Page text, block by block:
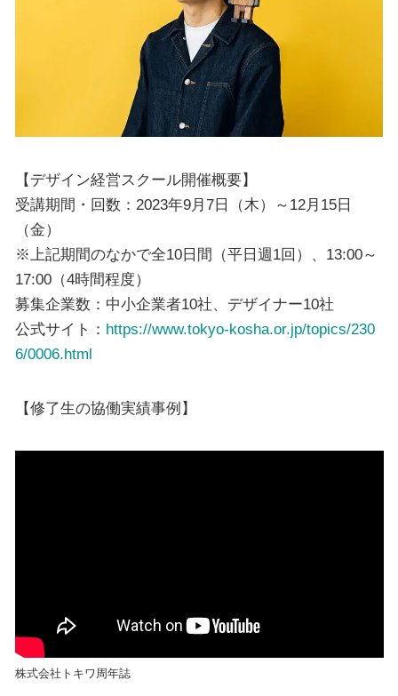
【デザイン経営スクール開催概要】
受講期間・回数：2023年9月7日（木）～12月15日
（金）
※上記期間のなかで全10日間（平日週1回）、13:00～
17:00（4時間程度）
募集企業数：中小企業者10社、デザイナー10社
公式サイト： https://www.tokyo-kosha.or.jp/topics/230
6/0006.html
【修了生の協働実績事例】
株式会社トキワ周年誌